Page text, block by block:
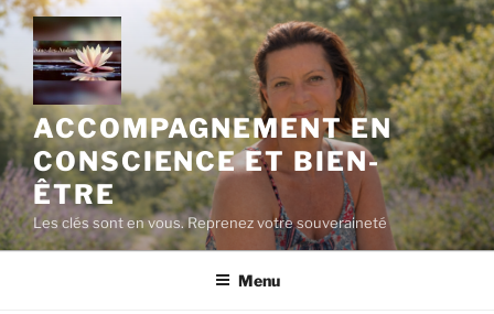
Aller
au
contenu
principal
ACCOMPAGNEMENT EN
CONSCIENCE ET BIEN-
ÊTRE
Les clés sont en vous. Reprenez votre souveraineté
Menu